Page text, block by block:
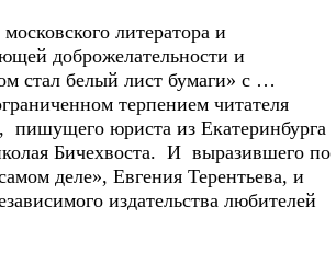
литератора и
доброжелательности и
стал белый лист бумаги» с …
терпением читателя
юриста из Екатеринбурга
Бичехвоста. И выразившего по
деле», Евгения Терентьева, и
издательства любителей